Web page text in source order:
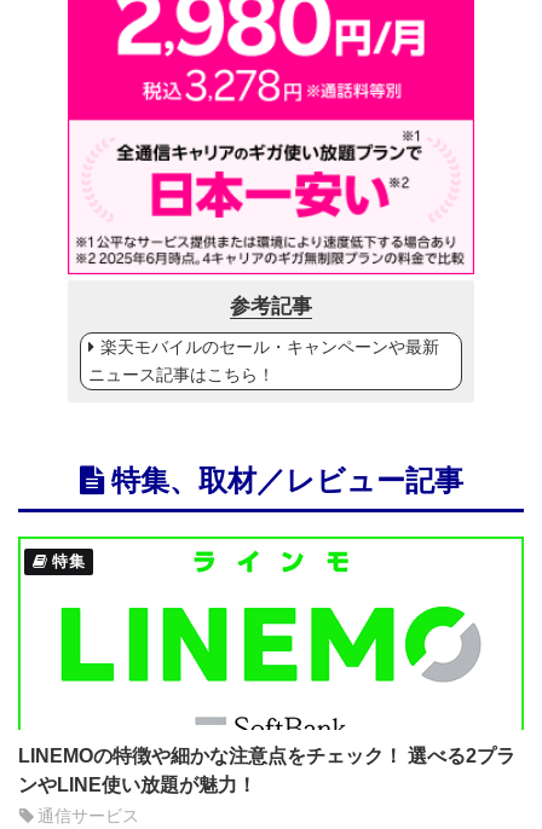
参考記事
楽天モバイルのセール・キャンペーンや最新
ニュース記事はこちら！
特集、取材／レビュー記事
特集
LINEMOの特徴や細かな注意点をチェック！ 選べる2プラ
ンやLINE使い放題が魅力！
通信サービス